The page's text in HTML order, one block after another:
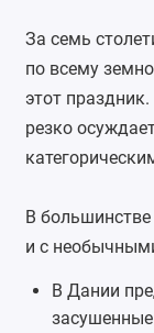
За семь
по всему
этот
резко
В
и с
В Дании